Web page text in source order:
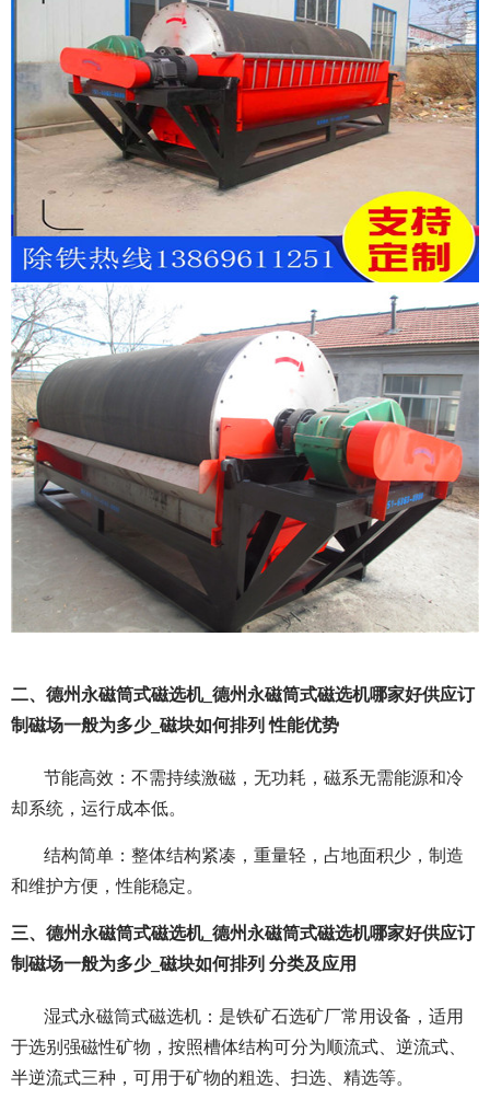
二、德州永磁筒式磁选机_德州永磁筒式磁选机哪家好供应订
制磁场一般为多少_磁块如何排列 性能优势
节能高效：不需持续激磁，无功耗，磁系无需能源和冷
却系统，运行成本低。
结构简单：整体结构紧凑，重量轻，占地面积少，制造
和维护方便，性能稳定。
三、德州永磁筒式磁选机_德州永磁筒式磁选机哪家好供应订
制磁场一般为多少_磁块如何排列 分类及应用
湿式永磁筒式磁选机：是铁矿石选矿厂常用设备，适用
于选别强磁性矿物，按照槽体结构可分为顺流式、逆流式、
半逆流式三种，可用于矿物的粗选、扫选、精选等。